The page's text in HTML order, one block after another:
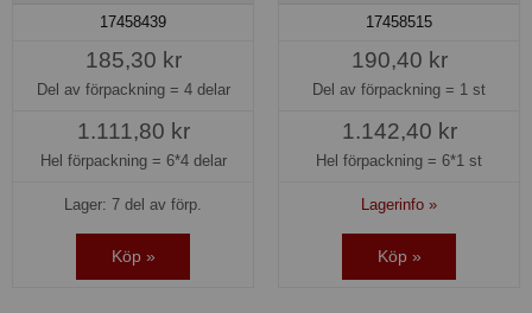
17458439
185,30 kr
Del av förpackning = 4 delar
1.111,80 kr
Hel förpackning = 6*4 delar
Lager: 7 del av förp.
Köp »
17458515
190,40 kr
Del av förpackning = 1 st
1.142,40 kr
Hel förpackning = 6*1 st
Lagerinfo »
Köp »